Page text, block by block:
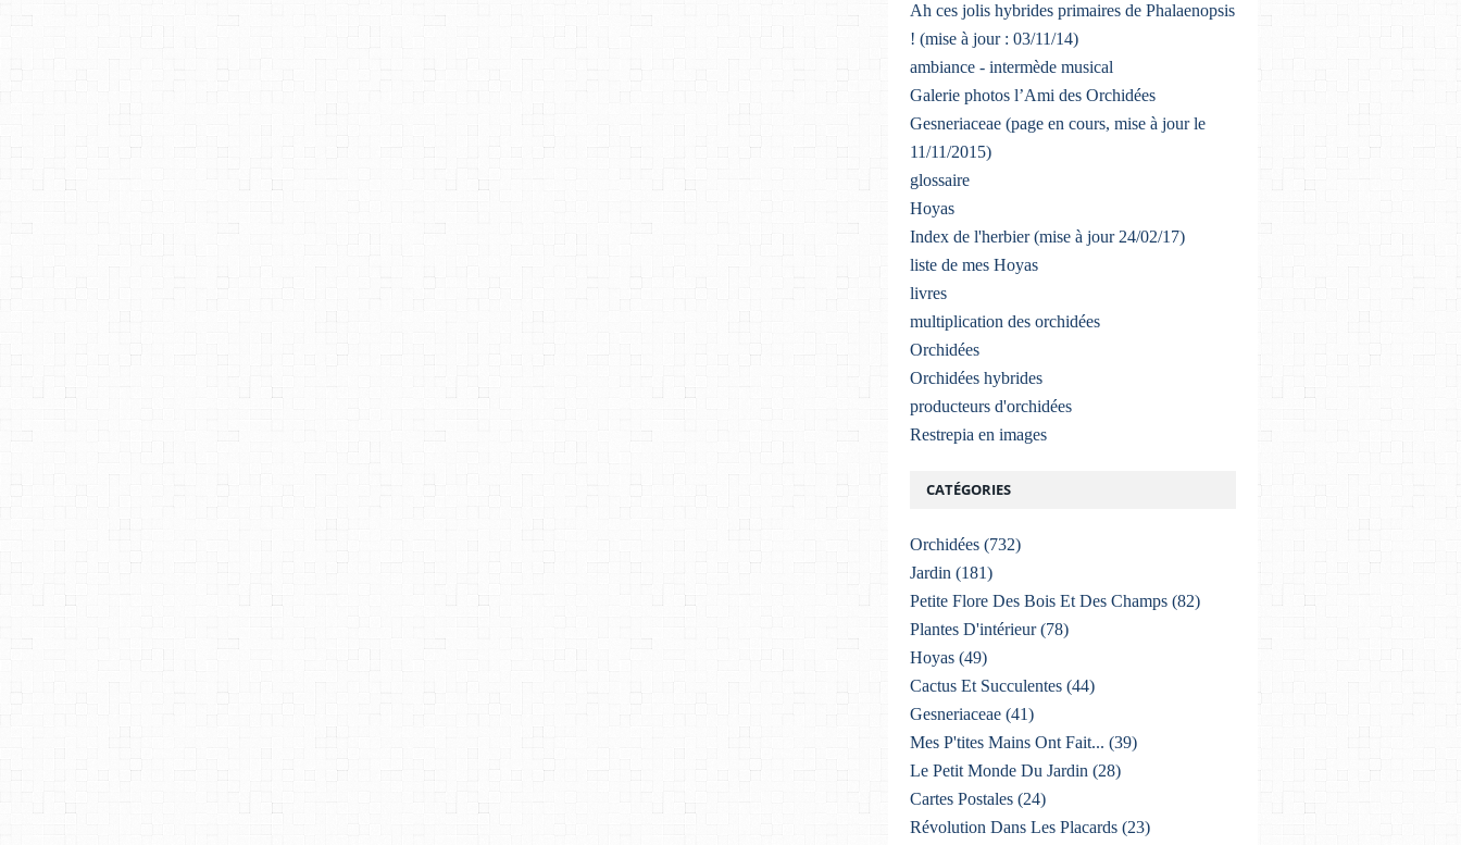
Ah ces jolis hybrides primaires de Phalaenopsis
! (mise à jour : 03/11/14)
ambiance - intermède musical
Galerie photos l’Ami des Orchidées
Gesneriaceae (page en cours, mise à jour le
11/11/2015)
glossaire
Hoyas
Index de l'herbier (mise à jour 24/02/17)
liste de mes Hoyas
livres
multiplication des orchidées
Orchidées
Orchidées hybrides
producteurs d'orchidées
Restrepia en images
CATÉGORIES
Orchidées (732)
Jardin (181)
Petite Flore Des Bois Et Des Champs (82)
Plantes D'intérieur(78)
Hoyas (49)
Cactus Et Succulentes (44)
Gesneriaceae (41)
Mes P'tites Mains Ont Fait... (39)
Le Petit Monde Du Jardin (28)
Cartes Postales (24)
Révolution Dans Les Placards (23)